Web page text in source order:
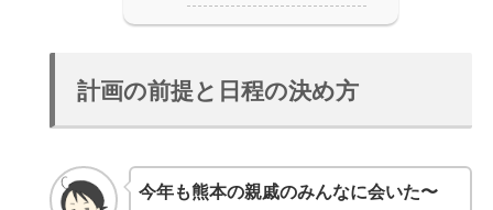
計画の前提と日程の決め方
今年も熊本の親戚のみんなに会いた〜